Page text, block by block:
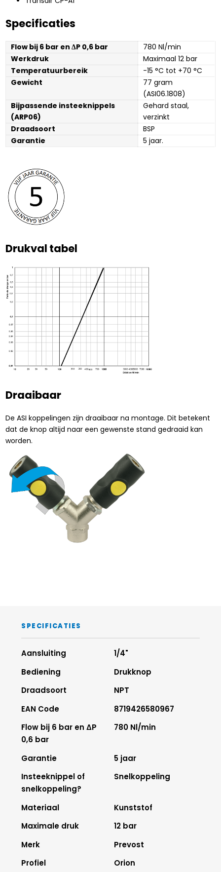
Specificaties
Flow bij 6 bar en ΔP 0,6 bar
780 Nl/min
Werkdruk
Maximaal 12 bar
Temperatuurbereik
-15 °C tot +70 °C
Gewicht
77 gram
(ASI06.1808)
Bijpassende insteeknippels
(ARP06)
Gehard staal,
verzinkt
Draadsoort
BSP
Garantie
5 jaar.
Drukval tabel
Draaibaar
De ASI koppelingen zijn draaibaar na montage. Dit betekent
dat de knop altijd naar een gewenste stand gedraaid kan
worden.
SPECIFICATIES
Aansluiting
1/4"
Bediening
Drukknop
Draadsoort
NPT
EAN Code
8719426580967
Flow bij 6 bar en ΔP
0,6 bar
780 Nl/min
Garantie
5 jaar
Insteeknippel of
snelkoppeling?
Snelkoppeling
Materiaal
Kunststof
Maximale druk
12 bar
Merk
Prevost
Profiel
Orion